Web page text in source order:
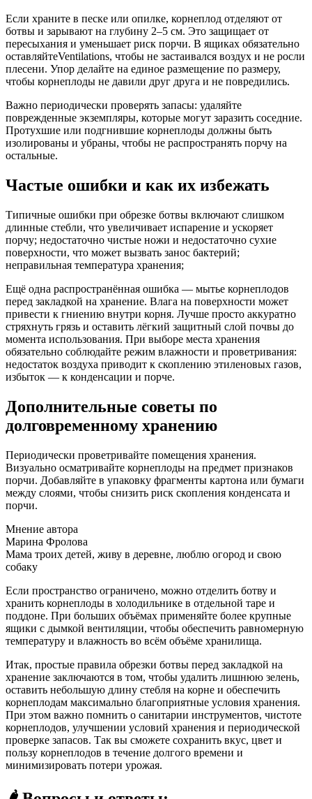
Если храните в песке или опилке, корнеплод отделяют от
ботвы и зарывают на глубину 2–5 см. Это защищает от
пересыхания и уменьшает риск порчи. В ящиках обязательно
оставляйтеVentilations, чтобы не застаивался воздух и не росли
плесени. Упор делайте на единое размещение по размеру,
чтобы корнеплоды не давили друг друга и не повредились.
Важно периодически проверять запасы: удаляйте
поврежденные экземпляры, которые могут заразить соседние.
Протухшие или подгнившие корнеплоды должны быть
изолированы и убраны, чтобы не распространять порчу на
остальные.
Частые ошибки и как их избежать
Типичные ошибки при обрезке ботвы включают слишком
длинные стебли, что увеличивает испарение и ускоряет
порчу; недостаточно чистые ножи и недостаточно сухие
поверхности, что может вызвать занос бактерий;
неправильная температура хранения;
Ещё одна распространённая ошибка — мытье корнеплодов
перед закладкой на хранение. Влага на поверхности может
привести к гниению внутри корня. Лучше просто аккуратно
стряхнуть грязь и оставить лёгкий защитный слой почвы до
момента использования. При выборе места хранения
обязательно соблюдайте режим влажности и проветривания:
недостаток воздуха приводит к скоплению этиленовых газов,
избыток — к конденсации и порче.
Дополнительные советы по
долговременному хранению
Периодически проветривайте помещения хранения.
Визуально осматривайте корнеплоды на предмет признаков
порчи. Добавляйте в упаковку фрагменты картона или бумаги
между слоями, чтобы снизить риск скопления конденсата и
порчи.
Мнение автора
Марина Фролова
Мама троих детей, живу в деревне, люблю огород и свою
собаку
Если пространство ограничено, можно отделить ботву и
хранить корнеплоды в холодильнике в отдельной таре и
поддоне. При больших объёмах применяйте более крупные
ящики с дымкой вентиляции, чтобы обеспечить равномерную
температуру и влажность во всём объёме хранилища.
Итак, простые правила обрезки ботвы перед закладкой на
хранение заключаются в том, чтобы удалить лишнюю зелень,
оставить небольшую длину стебля на корне и обеспечить
корнеплодам максимально благоприятные условия хранения.
При этом важно помнить о санитарии инструментов, чистоте
корнеплодов, улучшении условий хранения и периодической
проверке запасов. Так вы сможете сохранить вкус, цвет и
пользу корнеплодов в течение долгого времени и
минимизировать потери урожая.